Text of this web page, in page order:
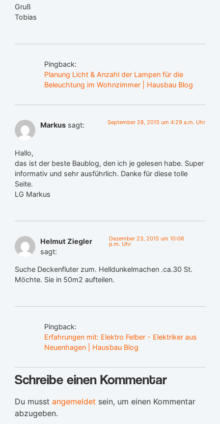
Gruß
Tobias
Pingback:
Planung Licht & Anzahl der Lampen für die
Beleuchtung im Wohnzimmer | Hausbau Blog
Markus sagt: September 28, 2015 um 4:29 a.m. Uhr
Hallo,
das ist der beste Baublog, den ich je gelesen habe. Super
informativ und sehr ausführlich. Danke für diese tolle
Seite.
LG Markus
Helmut Ziegler
sagt:
Dezember 23, 2015 um 10:06
p.m. Uhr
Suche Deckenfluter zum. Helldunkelmachen .ca.30 St.
Möchte. Sie in 50m2 aufteilen.
Pingback:
Erfahrungen mit: Elektro Felber - Elektriker aus
Neuenhagen | Hausbau Blog
Schreibe einen Kommentar
Du musst angemeldet sein, um einen Kommentar
abzugeben.